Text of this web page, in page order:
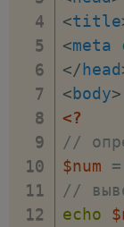
<title
<meta
</head
<body>
<?
//
$num
=
//
echo